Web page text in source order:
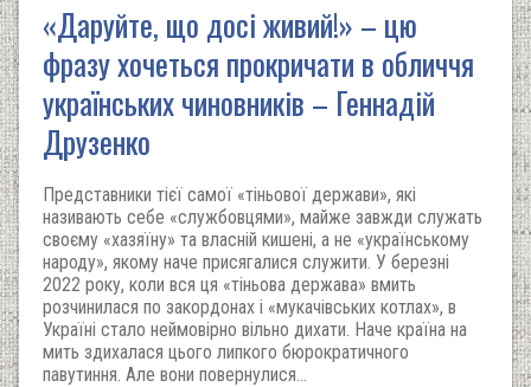
«Даруйте, що досі живий!» – цю
фразу хочеться прокричати в обличчя
українських чиновників – Геннадій
Друзенко
Представники тієї самої «тіньової держави», які
називають себе «службовцями», майже завжди служать
своєму «хазяїну» та власній кишені, а не «українському
народу», якому наче присягалися служити. У березні
2022 року, коли вся ця «тіньова держава» вмить
розчинилася по закордонах і «мукачівських котлах», в
Україні стало неймовірно вільно дихати. Наче країна на
мить здихалася цього липкого бюрократичного
павутиння. Але вони повернулися...